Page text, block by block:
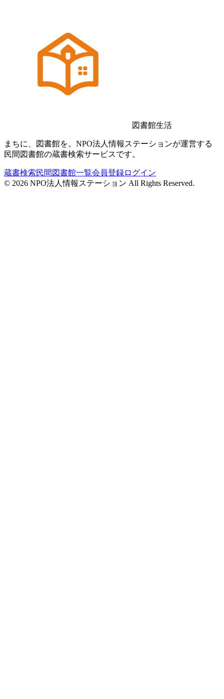
図書館生活
まちに、図書館を。NPO法人情報ステーションが運営する
民間図書館の蔵書検索サービスです。
蔵書検索民間図書館一覧会員登録ログイン
© 2026 NPO法人情報ステーション All Rights Reserved.